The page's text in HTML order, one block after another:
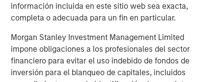
información incluida en este sitio web sea exacta,
completa o adecuada para un fin en particular.
Morgan Stanley Investment Management Limited
impone obligaciones a los profesionales del sector
financiero para evitar el uso indebido de fondos de
inversión para el blanqueo de capitales, incluidos
ARTÍCULO
Hands-On Operational Improvement Key to
Creating Alpha in the Middle Market